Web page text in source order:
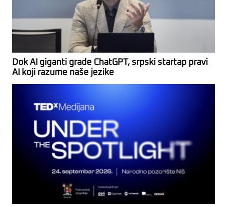
Dok AI giganti grade ChatGPT, srpski startap pravi
AI koji razume naše jezike